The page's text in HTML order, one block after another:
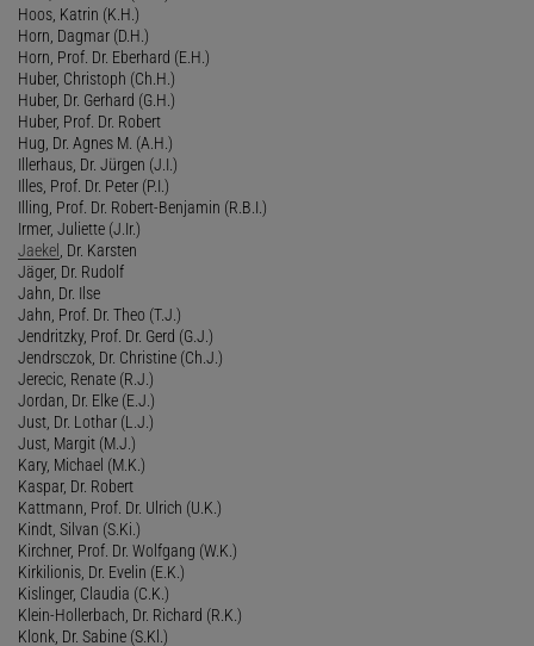
Hoos, Katrin (K.H.)
Horn, Dagmar (D.H.)
Horn, Prof. Dr. Eberhard (E.H.)
Huber, Christoph (Ch.H.)
Huber, Dr. Gerhard (G.H.)
Huber, Prof. Dr. Robert
Hug, Dr. Agnes M. (A.H.)
Illerhaus, Dr. Jürgen (J.I.)
Illes, Prof. Dr. Peter (P.I.)
Illing, Prof. Dr. Robert-Benjamin (R.B.I.)
Irmer, Juliette (J.Ir.)
Jaekel , Dr. Karsten
Jäger, Dr. Rudolf
Jahn, Dr. Ilse
Jahn, Prof. Dr. Theo (T.J.)
Jendritzky, Prof. Dr. Gerd (G.J.)
Jendrsczok, Dr. Christine (Ch.J.)
Jerecic, Renate (R.J.)
Jordan, Dr. Elke (E.J.)
Just, Dr. Lothar (L.J.)
Just, Margit (M.J.)
Kary, Michael (M.K.)
Kaspar, Dr. Robert
Kattmann, Prof. Dr. Ulrich (U.K.)
Kindt, Silvan (S.Ki.)
Kirchner, Prof. Dr. Wolfgang (W.K.)
Kirkilionis, Dr. Evelin (E.K.)
Kislinger, Claudia (C.K.)
Klein-Hollerbach, Dr. Richard (R.K.)
Klonk, Dr. Sabine (S.Kl.)